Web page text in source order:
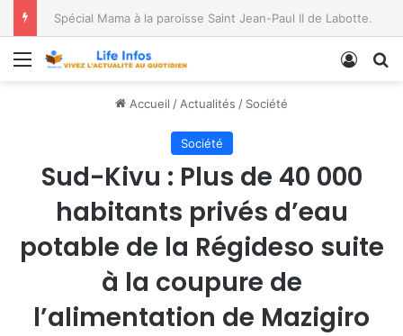
Spécial Mama à la paroisse Saint Jean-Paul II de Labotte, dans le diocèse de Bukavu
Menu
Accueil / Actualités / Société
Société
Sud-Kivu : Plus de 40 000
habitants privés d’eau
potable de la Régideso suite
à la coupure de
l’alimentation de Mazigiro